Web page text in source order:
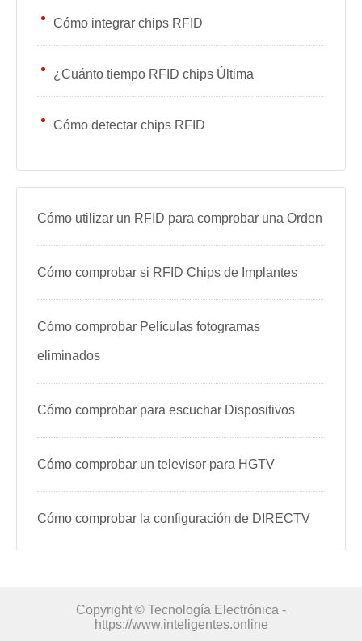
Cómo integrar chips RFID
¿Cuánto tiempo RFID chips Última
Cómo detectar chips RFID
Cómo utilizar un RFID para comprobar una Orden
Cómo comprobar si RFID Chips de Implantes
Cómo comprobar Películas fotogramas
eliminados
Cómo comprobar para escuchar Dispositivos
Cómo comprobar un televisor para HGTV
Cómo comprobar la configuración de DIRECTV
Copyright © Tecnología Electrónica -
https://www.inteligentes.online